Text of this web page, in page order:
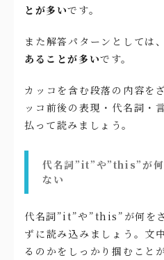
とが多いです。
また解答パターンとしては、
あることが多いです。
カッコを含む段落の内容を
ッコ前後の表現・代名詞・
払って読みましょう。
代名詞”it”や”this”が何
ない
代名詞”it”や”this”が何を
ずに読み込みましょう。文
るのかをしっかり掴むこと